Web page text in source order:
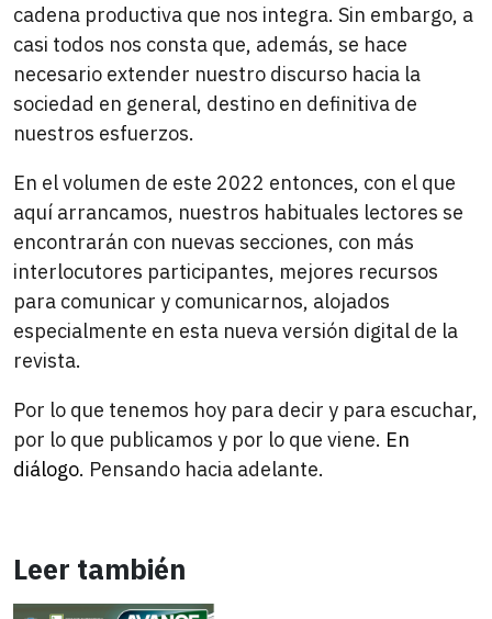
cadena productiva que nos integra. Sin embargo, a
casi todos nos consta que, además, se hace
necesario extender nuestro discurso hacia la
sociedad en general, destino en definitiva de
nuestros esfuerzos.
En el volumen de este 2022 entonces, con el que
aquí arrancamos, nuestros habituales lectores se
encontrarán con nuevas secciones, con más
interlocutores participantes, mejores recursos
para comunicar y comunicarnos, alojados
especialmente en esta nueva versión digital de la
revista.
Por lo que tenemos hoy para decir y para escuchar,
por lo que publicamos y por lo que viene. En
diálogo. Pensando hacia adelante.
Leer también